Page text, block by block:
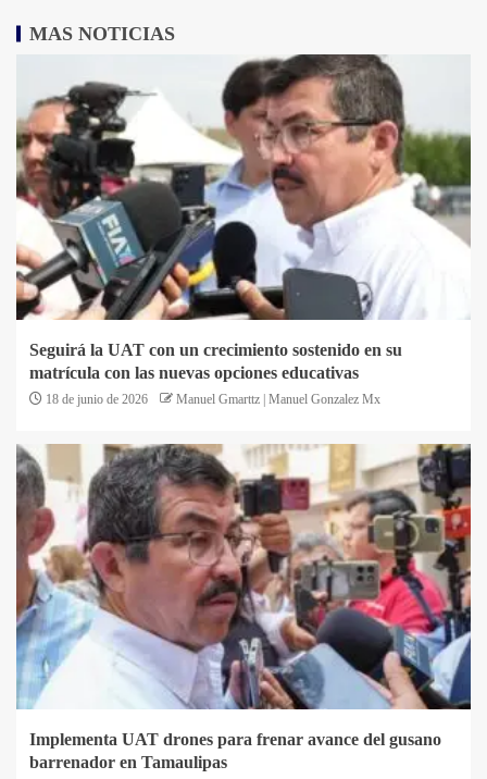
MAS NOTICIAS
Seguirá la UAT con un crecimiento sostenido en su
matrícula con las nuevas opciones educativas
18 de junio de 2026 Manuel Gmarttz | Manuel Gonzalez Mx
Implementa UAT drones para frenar avance del gusano
barrenador en Tamaulipas